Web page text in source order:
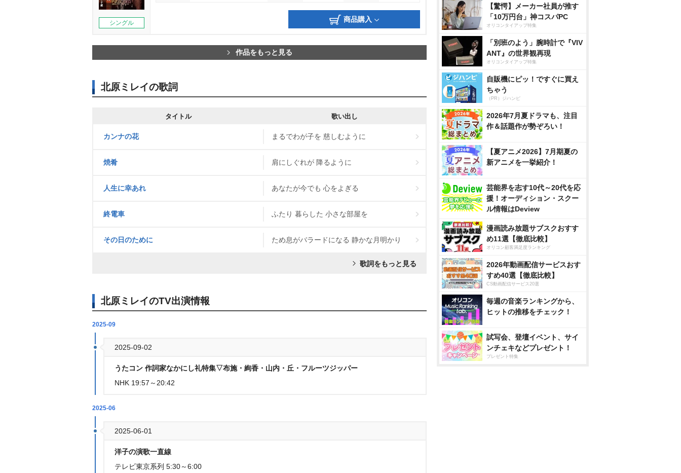
シングル 商品購入
作品をもっと見る
北原ミレイの歌詞
タイトル 歌い出し
カンナの花 まるでわが子を 慈しむように
焼肴 肩にしぐれが 降るように
人生に幸あれ あなたが今でも 心をよぎる
終電車 ふたり 暮らした 小さな部屋を
その日のために ため息がバラードになる 静かな月明かり
歌詞をもっと見る
北原ミレイのTV出演情報
2025-09
2025-09-02
うたコン 作詞家なかにし礼特集▽布施・絢香・山内・丘・フルーツジッパー
NHK 19:57～20:42
2025-06
2025-06-01
洋子の演歌一直線
テレビ東京系列 5:30～6:00
【驚愕】メーカー社員が推す
「10万円台」神コスパPC
オリコンタイアップ特集
「別班のよう」腕時計で『VIV
ANT』の世界観再現
オリコンタイアップ特集
自販機にピッ！ですぐに買え
ちゃう
（PR）ジハンピ
2026年7月夏ドラマも、注目
作＆話題作が勢ぞろい！
【夏アニメ2026】7月期夏の
新アニメを一挙紹介！
芸能界を志す10代～20代を応
援！オーディション・スクー
ル情報はDeview
漫画読み放題サブスクおすす
め11選【徹底比較】
オリコン顧客満足度ランキング
2026年動画配信サービスおす
すめ40選【徹底比較】
CS動画配信サービス20選
毎週の音楽ランキングから、
ヒットの推移をチェック！
試写会、登壇イベント、サイ
ンチェキなどプレゼント！
プレゼント特集